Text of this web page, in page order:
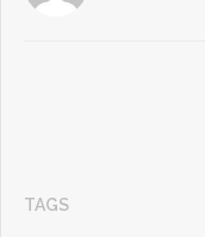
TAGS